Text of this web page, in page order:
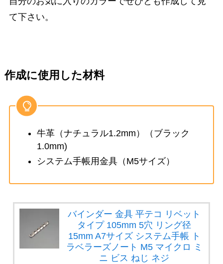
て下さい。
作成に使用した材料
牛革（ナチュラル1.2mm）（ブラック
1.0mm)
システム手帳用金具（M5サイズ）
バインダー 金具 平テコ リベット
タイプ 105mm 5穴 リング径
15mm A7サイズ システム手帳 ト
ラベラーズノート M5 マイクロ ミ
ニ ビス ねじ ネジ